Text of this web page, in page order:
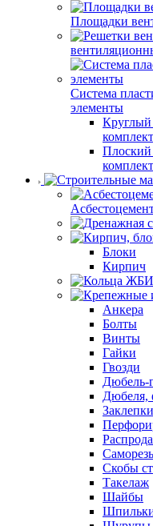
Площадки
Система
элементы
Круглый
Плоский
Блоки
Кирпич
Анкера
Болты
Винты
Гайки
Гвозди
Дюбель-
Дюбеля,
Скобы
Такелаж
Шайбы